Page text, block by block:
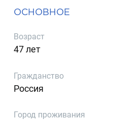
ОСНОВНОЕ
Возраст
47 лет
Гражданство
Россия
Город проживания